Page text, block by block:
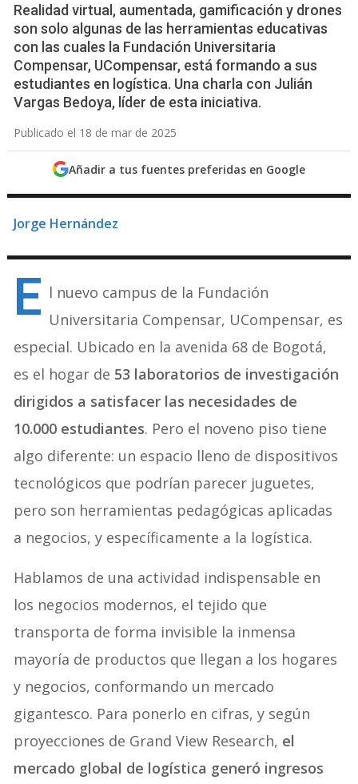
Realidad virtual, aumentada, gamificación y drones
son solo algunas de las herramientas educativas
con las cuales la Fundación Universitaria
Compensar, UCompensar, está formando a sus
estudiantes en logística. Una charla con Julián
Vargas Bedoya, líder de esta iniciativa.
Publicado el 18 de mar de 2025
Añadir a tus fuentes preferidas en Google
Jorge Hernández
E l nuevo campus de la Fundación
Universitaria Compensar, UCompensar, es
especial. Ubicado en la avenida 68 de Bogotá,
es el hogar de 53 laboratorios de investigación
dirigidos a satisfacer las necesidades de
10.000 estudiantes. Pero el noveno piso tiene
algo diferente: un espacio lleno de dispositivos
tecnológicos que podrían parecer juguetes,
pero son herramientas pedagógicas aplicadas
a negocios, y específicamente a la logística.
Hablamos de una actividad indispensable en
los negocios modernos, el tejido que
transporta de forma invisible la inmensa
mayoría de productos que llegan a los hogares
y negocios, conformando un mercado
gigantesco. Para ponerlo en cifras, y según
proyecciones de Grand View Research, el
mercado global de logística generó ingresos